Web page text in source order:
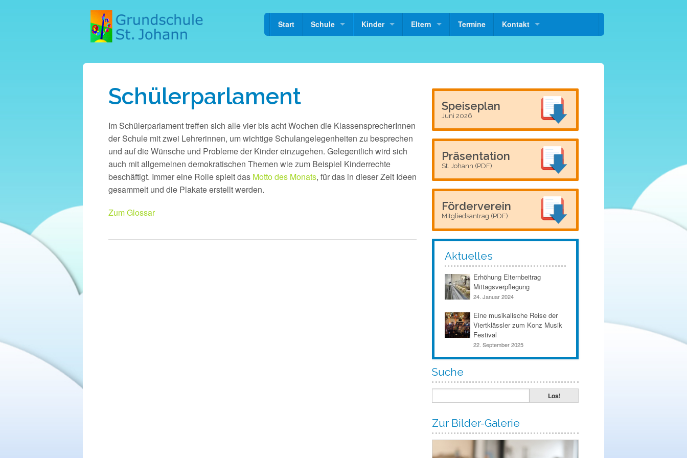
Start Schule Kinder Eltern Termine Kontakt
Schülerparlament
Im Schülerparlament treffen sich alle vier bis acht Wochen die KlassensprecherInnen
der Schule mit zwei Lehrerinnen, um wichtige Schulangelegenheiten zu besprechen
und auf die Wünsche und Probleme der Kinder einzugehen. Gelegentlich wird sich
auch mit allgemeinen demokratischen Themen wie zum Beispiel Kinderrechte
beschäftigt. Immer eine Rolle spielt das Motto des Monats, für das in dieser Zeit Ideen
gesammelt und die Plakate erstellt werden.
Zum Glossar
Speiseplan
Juni 2026
Präsentation
St. Johann (PDF)
Förderverein
Mitgliedsantrag (PDF)
Aktuelles
Erhöhung Elternbeitrag
Mittagsverpflegung
24. Januar 2024
Eine musikalische Reise der
Viertklässler zum Konz Musik
Festival
22. September 2025
Suche
Zur Bilder-Galerie